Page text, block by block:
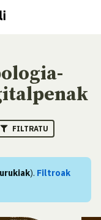
FILTRATU
). Filtroak